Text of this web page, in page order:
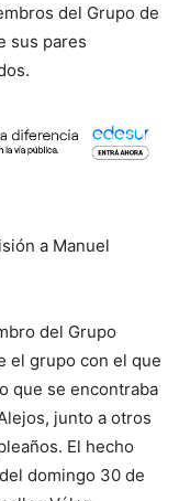
del Grupo de
sus pares
a Manuel
del Grupo
el grupo con el que
que se encontraba
junto a otros
El hecho
domingo 30 de